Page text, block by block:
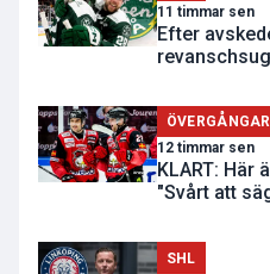
11 timmar sen
Efter
ÖVERGÅNGAR
12 timmar sen
KLART: Här
"Svårt att
SHL